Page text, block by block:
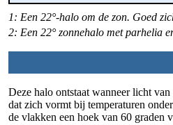
1: Een 22°-halo om de zon. Goed
2: Een 22° zonnehalo met parhelia
Deze halo ontstaat wanneer licht
dat zich vormt bij temperaturen
de vlakken een hoek van 60 graden